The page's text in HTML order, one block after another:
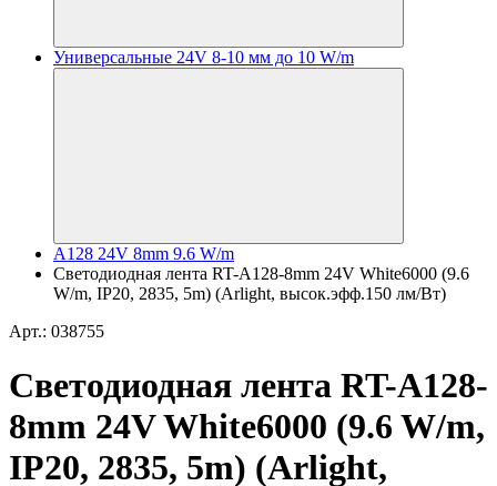
Универсальные 24V 8-10 мм до 10 W/m
A128 24V 8mm 9.6 W/m
Светодиодная лента RT-A128-8mm 24V White6000 (9.6
W/m, IP20, 2835, 5m) (Arlight, высок.эфф.150 лм/Вт)
Арт.: 038755
Светодиодная лента RT-A128-
8mm 24V White6000 (9.6 W/m,
IP20, 2835, 5m) (Arlight,